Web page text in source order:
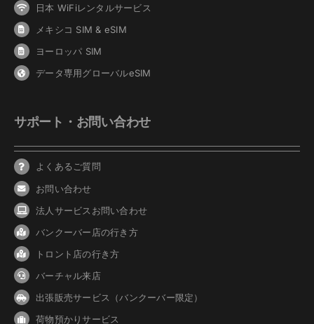
日本 WiFiレンタルサービス
メキシコ SIM & eSIM
ヨーロッパ SIM
データ専用グローバルeSIM
サポート・お問い合わせ
よくあるご質問
お問い合わせ
法人サービスお問い合わせ
バンクーバー 店の行き方
トロント店の行き方
バーチャル来店
出張販売サービス（バンクーバー限定）
荷物預かりサービス